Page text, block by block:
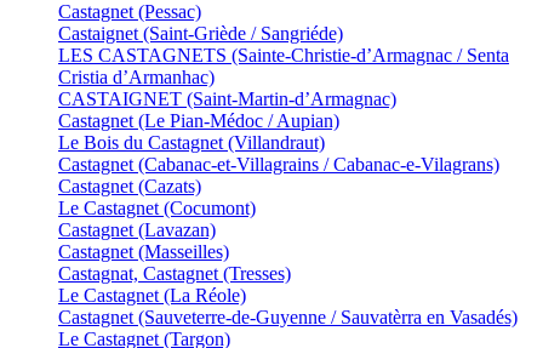
Castagnet (Pessac)
Castaignet (Saint-Griède / Sangriéde)
LES CASTAGNETS (Sainte-Christie-d’Armagnac / Senta
Cristia d’Armanhac)
CASTAIGNET (Saint-Martin-d’Armagnac)
Castagnet (Le Pian-Médoc / Aupian)
Le Bois du Castagnet (Villandraut)
Castagnet (Cabanac-et-Villagrains / Cabanac-e-Vilagrans)
Castagnet (Cazats)
Le Castagnet (Cocumont)
Castagnet (Lavazan)
Castagnet (Masseilles)
Castagnat, Castagnet (Tresses)
Le Castagnet (La Réole)
Castagnet (Sauveterre-de-Guyenne / Sauvatèrra en Vasadés)
Le Castagnet (Targon)